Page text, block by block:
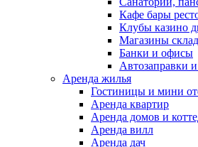
Кафе бары
Клубы казино
Магазины
Банки и офисы
Автозаправки
Аренда жилья
Гостиницы и мини
Аренда квартир
Аренда домов и
Аренда вилл
Аренда дач